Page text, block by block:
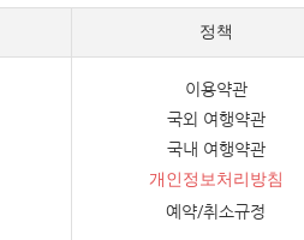
정책
이용약관
국외 여행약관
국내 여행약관
개인정보처리방침
예약/취소규정